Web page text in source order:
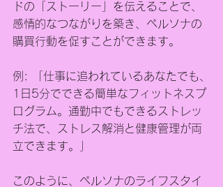
ドの「ストーリー」を伝えることで、
感情的なつながりを築き、ペルソナの
購買行動を促すことができます。
例: 「仕事に追われているあなたでも、
1日5分でできる簡単なフィットネスプ
ログラム。通勤中でもできるストレッ
チ法で、ストレス解消と健康管理が両
立できます。」
このように、ペルソナのライフスタイ